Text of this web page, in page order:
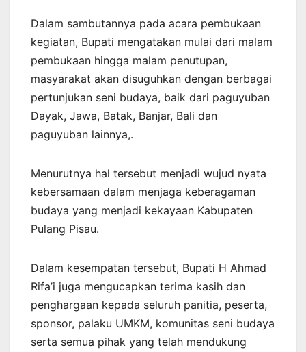
Dalam sambutannya pada acara pembukaan
kegiatan, Bupati mengatakan mulai dari malam
pembukaan hingga malam penutupan,
masyarakat akan disuguhkan dengan berbagai
pertunjukan seni budaya, baik dari paguyuban
Dayak, Jawa, Batak, Banjar, Bali dan
paguyuban lainnya,.
Menurutnya hal tersebut menjadi wujud nyata
kebersamaan dalam menjaga keberagaman
budaya yang menjadi kekayaan Kabupaten
Pulang Pisau.
Dalam kesempatan tersebut, Bupati H Ahmad
Rifa’i juga mengucapkan terima kasih dan
penghargaan kepada seluruh panitia, peserta,
sponsor, palaku UMKM, komunitas seni budaya
serta semua pihak yang telah mendukung